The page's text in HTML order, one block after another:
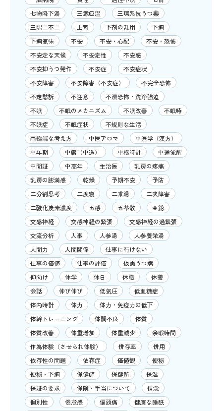
七物降下湯
三寒四温
三環系抗うつ薬
三隅二不二
上司 下剤の乱用
下痢
下痢気味
不安 不安・心配
不安・恐怖
不安定な天候
不安定性
不安感
不安抑うつ発作
不安症
不安症状
不安障害
不安障害（不安症）
不完全恐怖
不定愁訴
不注意
不潔恐怖・洗浄強迫
不眠
不眠のメカニズム 不眠改善
不眠時
不眠症
不眠症状
不規則な生活
両極端な考え方
中医アロマ
中医学（漢方）
中年期
中庸（中道） 中枢時計
中途覚醒
中間証
中高年 主治医
乳房の疼痛
乳房の膨満感
乾燥 予期不安
予防
二分割思考
二度寝 二朮湯
二次障害
二酸化炭素濃度
五感 五苓散
亜鉛
交感神経
交感神経の緊張
交感神経の過緊張
交流分析
人事 人参湯
人参養栄湯
人間力
人間関係
仕事に行けない
仕事の価値
仕事の評価
仮面うつ病
仰向け
休学 休日 休職
休養
会話
伸び伸び 低気圧
低血糖症
体内時計
体力
体力・免疫力の低下
体幹トレーニング
体調不良
体質
体質改善
体重増加 体重減少
余暇時間
作為体験（させられ体験）
併存率
併用
依存性の問題
依存症 価値観
便秘
便秘・下痢
保健師 保健所
保湿
保証の要求
保険・手当について
信念
個別性
倦怠感 偏頭痛
健康な睡眠